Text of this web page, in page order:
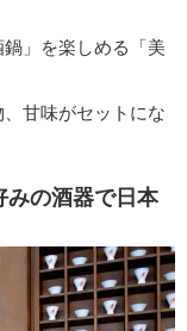
」を楽しめる「美
甘味がセットにな
みの酒器で日本